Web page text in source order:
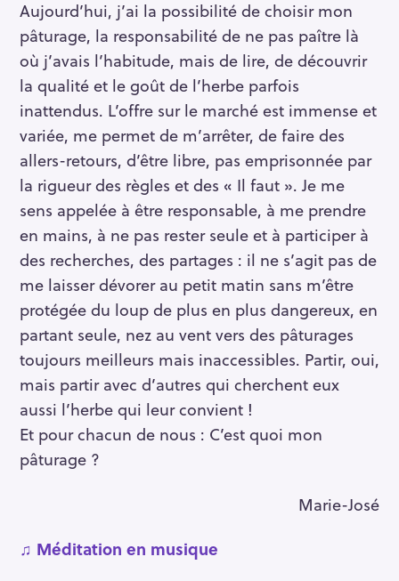
Aujourd’hui, j’ai la possibilité de choisir mon
pâturage, la responsabilité de ne pas paître là
où j’avais l’habitude, mais de lire, de découvrir
la qualité et le goût de l’herbe parfois
inattendus. L’offre sur le marché est immense et
variée, me permet de m’arrêter, de faire des
allers-retours, d’être libre, pas emprisonnée par
la rigueur des règles et des « Il faut ». Je me
sens appelée à être responsable, à me prendre
en mains, à ne pas rester seule et à participer à
des recherches, des partages : il ne s’agit pas de
me laisser dévorer au petit matin sans m’être
protégée du loup de plus en plus dangereux, en
partant seule, nez au vent vers des pâturages
toujours meilleurs mais inaccessibles. Partir, oui,
mais partir avec d’autres qui cherchent eux
aussi l’herbe qui leur convient !
Et pour chacun de nous : C’est quoi mon
pâturage ?
Marie-José
♫ Méditation en musique